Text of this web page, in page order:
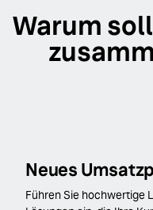
Warum
Neues
Führen Sie hochwertige